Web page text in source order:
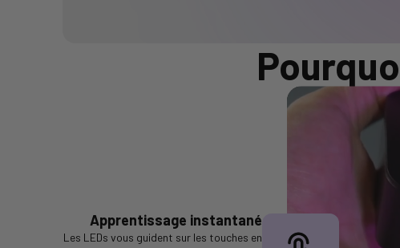
Apprentissage instantané
Les LEDs vous guident sur les touches en